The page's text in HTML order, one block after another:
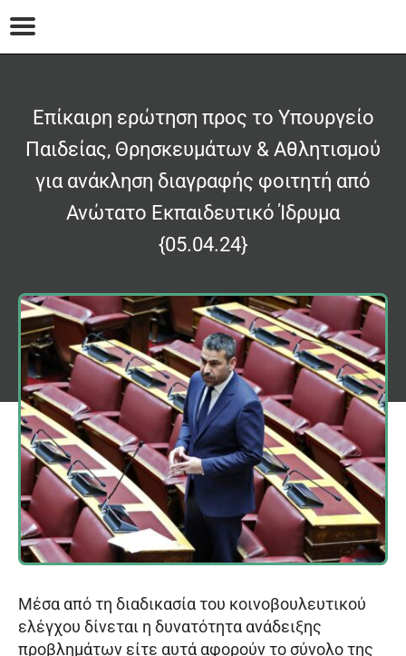
Επίκαιρη ερώτηση προς το Υπουργείο
Παιδείας, Θρησκευμάτων & Αθλητισμού
για ανάκληση διαγραφής φοιτητή από
Ανώτατο Εκπαιδευτικό Ίδρυμα
{05.04.24}
Μέσα από τη διαδικασία του κοινοβουλευτικού
ελέγχου δίνεται η δυνατότητα ανάδειξης
προβλημάτων είτε αυτά αφορούν το σύνολο της